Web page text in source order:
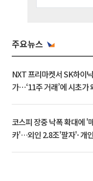
주요뉴스
NXT 프리마켓서 SK하이
가⋯‘11주 거래’에 시초가
코스피 장중 낙폭 확대에 '
카'…외인 2.8조'팔자'· 개